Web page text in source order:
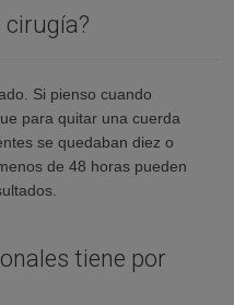
cirugía?
Si pienso cuando
para quitar una cuerda
se quedaban diez o
de 48 horas pueden
tiene por